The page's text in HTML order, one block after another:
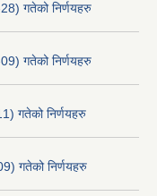
गतेको निर्णयहरु
गतेको निर्णयहरु
गतेको निर्णयहरु
गतेको निर्णयहरु